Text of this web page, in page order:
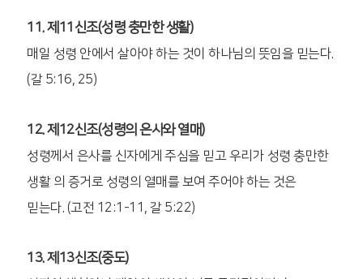
11. 제11신조(성령 충만한 생활)
매일 성령 안에서 살아야 하는 것이 하나님의 뜻임을 믿는다.
(갈 5:16, 25)
12. 제12신조(성령의 은사와 열매)
성령께서 은사를 신자에게 주심을 믿고 우리가 성령 충만한
생활 의 증거로 성령의 열매를 보여 주어야 하는 것은
믿는다. (고전 12:1-11, 갈 5:22)
13. 제13신조(중도)